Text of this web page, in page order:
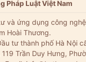
Pháp Luật Việt Nam
và ứng dụng công
Hoài Thương.
tư thành phố Hà Nội
Trần Duy Hưng,